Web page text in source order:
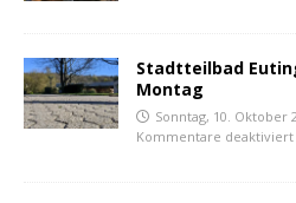
Stadtteilbad
Montag
Sonntag, 10. Oktober
Kommentare deaktiviert